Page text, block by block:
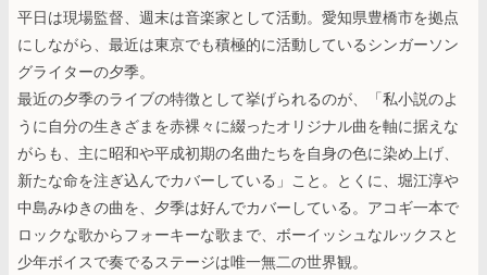
平日は現場監督、週末は音楽家として活動。愛知県豊橋市を拠点
にしながら、最近は東京でも積極的に活動しているシンガーソン
グライターの夕季。
最近の夕季のライブの特徴として挙げられるのが、「私小説のよ
うに自分の生きざまを赤裸々に綴ったオリジナル曲を軸に据えな
がらも、主に昭和や平成初期の名曲たちを自身の色に染め上げ、
新たな命を注ぎ込んでカバーしている」こと。とくに、堀江淳や
中島みゆきの曲を、夕季は好んでカバーしている。アコギ一本で
ロックな歌からフォーキーな歌まで、ボーイッシュなルックスと
少年ボイスで奏でるステージは唯一無二の世界観。